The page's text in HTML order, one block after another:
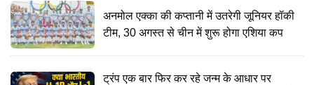
अनमोल एक्का की कप्तानी में उतरेगी जूनियर हॉकी
टीम, 30 अगस्त से चीन में शुरू होगा एशिया कप
ट्रंप एक बार फिर कर रहे जन्म के आधार पर